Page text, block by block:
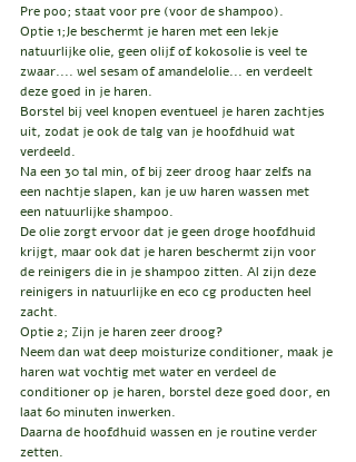
Pre poo; staat voor pre (voor de shampoo).
Optie 1;Je beschermt je haren met een lekje
natuurlijke olie, geen olijf of kokosolie is veel te
zwaar.... wel sesam of amandelolie... en verdeelt
deze goed in je haren.
Borstel bij veel knopen eventueel je haren zachtjes
uit, zodat je ook de talg van je hoofdhuid wat
verdeeld.
Na een 30 tal min, of bij zeer droog haar zelfs na
een nachtje slapen, kan je uw haren wassen met
een natuurlijke shampoo.
De olie zorgt ervoor dat je geen droge hoofdhuid
krijgt, maar ook dat je haren beschermt zijn voor
de reinigers die in je shampoo zitten. Al zijn deze
reinigers in natuurlijke en eco cg producten heel
zacht.
Optie 2; Zijn je haren zeer droog?
Neem dan wat deep moisturize conditioner, maak je
haren wat vochtig met water en verdeel de
conditioner op je haren, borstel deze goed door, en
laat 60 minuten inwerken.
Daarna de hoofdhuid wassen en je routine verder
zetten.